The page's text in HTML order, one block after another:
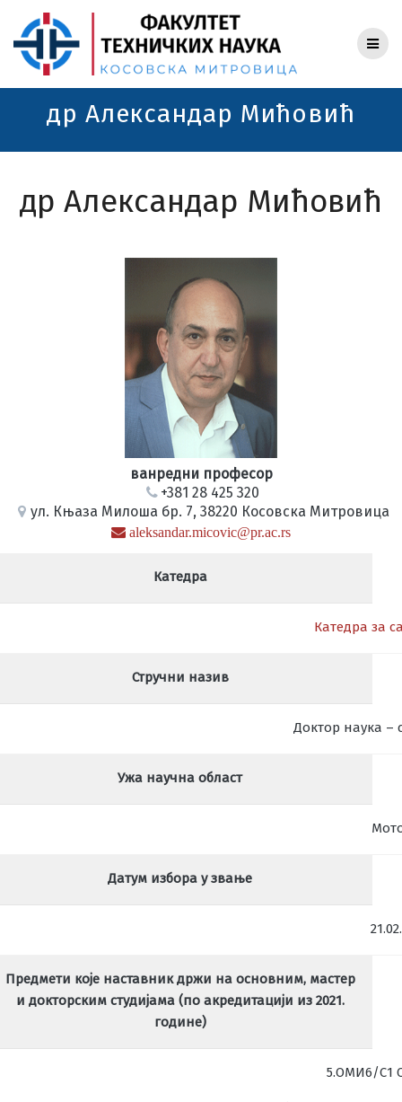
to
content
др Александар Мићовић
др Александар Мићовић
ванредни професор
+381 28 425 320
ул. Књаза Милоша бр. 7, 38220 Косовска Митровица
aleksandar.micovic@pr.ac.rs
Катедра
Катедра за
Стручни назив
Доктор наука –
Ужа научна област
Датум избора у звање
Предмети које наставник држи на основним, мастер
и докторским студијама (по акредитацији из 2021.
године)
5.ОМИ6/С1